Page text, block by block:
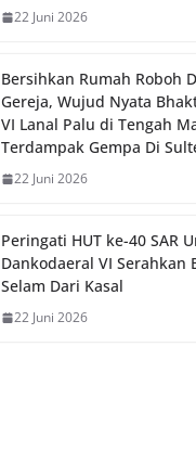
22 Juni 2026
Bersihkan Rumah Roboh
Gereja, Wujud Nyata
VI Lanal Palu di Tengah
Terdampak Gempa Di
22 Juni 2026
Peringati HUT ke-40 SAR
Dankodaeral VI Serahkan
Selam Dari Kasal
22 Juni 2026